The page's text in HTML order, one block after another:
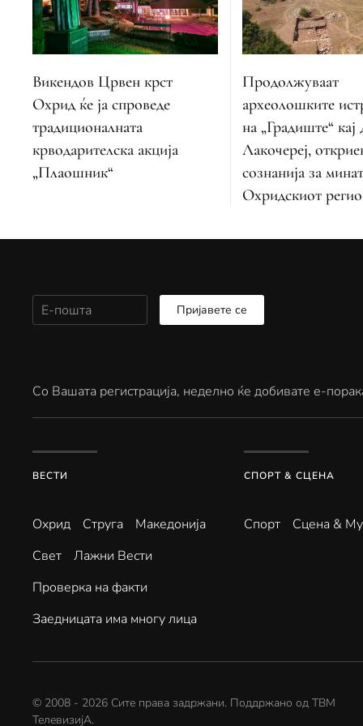
Викендов Црвен крст
Охрид ќе ја спроведе
традиционалната
крводарителска акција
„Плаошник“
Продолжуваат
археолошките
на „Градиште“
Лакочереј,
сознанија за
Охридскиот
Пријавете се
Со Вашата регистрација, неделно ќе добивате е-
ВЕСТИ
Охрид Струга
Македонија
Свет
Лажни Вести
Проверка на факти
Заедницата има многу лица
СПОРТ & СЦЕНА
Спорт Сцена &
© 2008 - 2026 Сите права задржани. Поддржано од ТВМ
ТелевизијА.